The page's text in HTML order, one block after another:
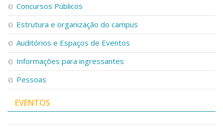
Concursos Públicos
Estrutura e organização do campus
Auditórios e Espaços de Eventos
Informações para ingressantes
Pessoas
EVENTOS